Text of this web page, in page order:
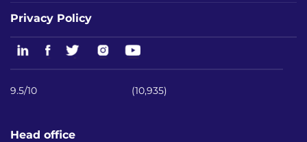
Privacy Policy
9.5/10 (10,935)
Head office